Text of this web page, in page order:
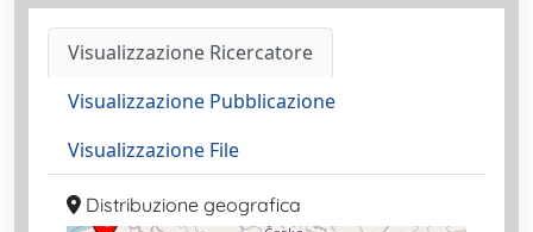
Visualizzazione Ricercatore
Visualizzazione Pubblicazione
Visualizzazione File
Distribuzione geografica